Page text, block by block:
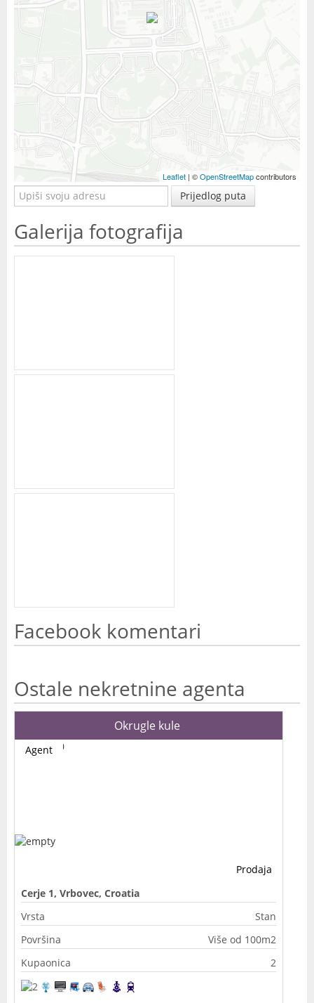
Leaflet | ©OpenStreetMapcontributors
Prijedlog puta
Galerija fotografija
Facebook komentari
Ostale nekretnine agenta
Okrugle kule
Prodaja
Agent
Cerje 1, Vrbovec, Croatia
Vrsta
Stan
Površina
Više od 100m2
Kupaonica
2